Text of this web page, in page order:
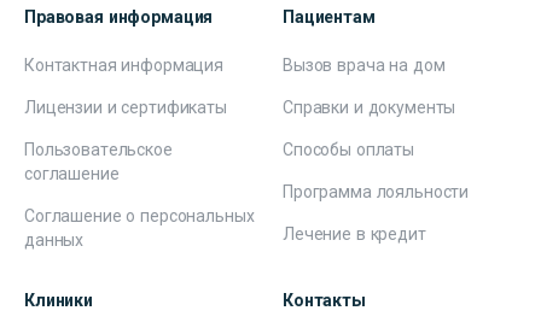
Правовая информация
Контактная информация
Лицензии и сертификаты
Пользовательское
соглашение
Соглашение о персональных
данных
Пациентам
Вызов врача на дом
Справки и документы
Способы оплаты
Программа лояльности
Лечение в кредит
Клиники Контакты